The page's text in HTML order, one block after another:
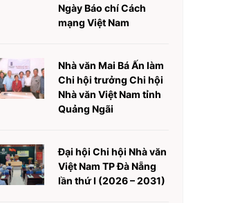
Ngày Báo chí Cách
mạng Việt Nam
Nhà văn Mai Bá Ấn làm
Chi hội trưởng Chi hội
Nhà văn Việt Nam tỉnh
Quảng Ngãi
Đại hội Chi hội Nhà văn
Việt Nam TP Đà Nẵng
lần thứ I (2026 – 2031)